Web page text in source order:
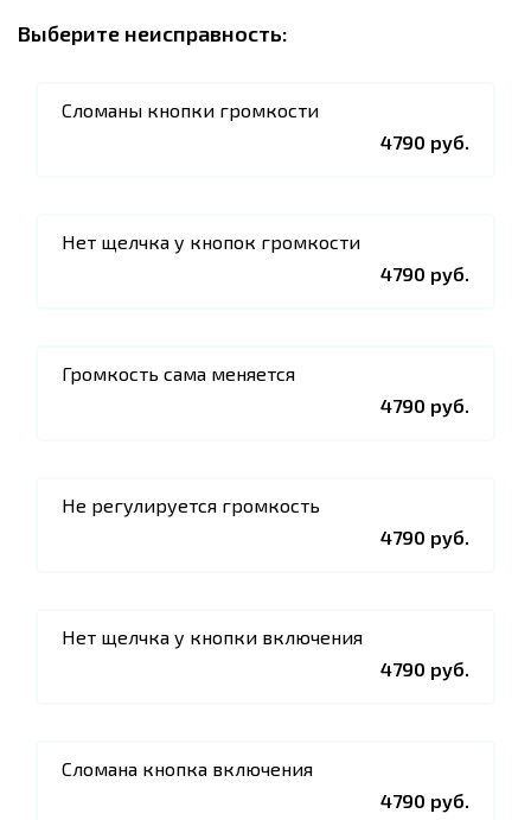
Выберите неисправность:
Сломаны кнопки громкости
4790 руб.
Нет щелчка у кнопок громкости
4790 руб.
Громкость сама меняется
4790 руб.
Не регулируется громкость
4790 руб.
Нет щелчка у кнопки включения
4790 руб.
Сломана кнопка включения
4790 руб.